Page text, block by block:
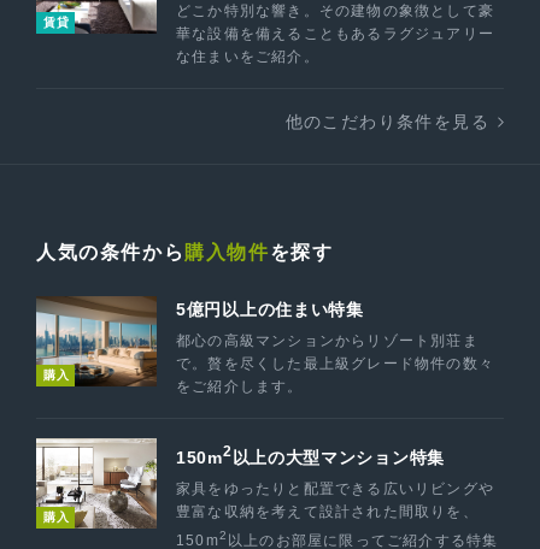
賃貸
どこか特別な響き。その建物の象徴として豪
華な設備を備えることもあるラグジュアリー
な住まいをご紹介。
他のこだわり条件を見る
人気の条件から 購入物件を探す
購入
5億円以上の住まい特集
都心の高級マンションからリゾート別荘ま
で。贅を尽くした最上級グレード物件の数々
をご紹介します。
購入
150m2 以上の大型マンション特集
家具をゆったりと配置できる広いリビングや
豊富な収納を考えて設計された間取りを、
150m2 以上のお部屋に限ってご紹介する特集